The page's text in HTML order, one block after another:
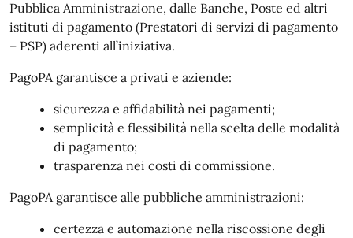
Pubblica Amministrazione, dalle Banche, Poste ed altri
istituti di pagamento (Prestatori di servizi di pagamento
– PSP) aderenti all’iniziativa.
PagoPA garantisce a privati e aziende:
sicurezza e affidabilità nei pagamenti;
semplicità e flessibilità nella scelta delle modalità
di pagamento;
trasparenza nei costi di commissione.
PagoPA garantisce alle pubbliche amministrazioni:
certezza e automazione nella riscossione degli